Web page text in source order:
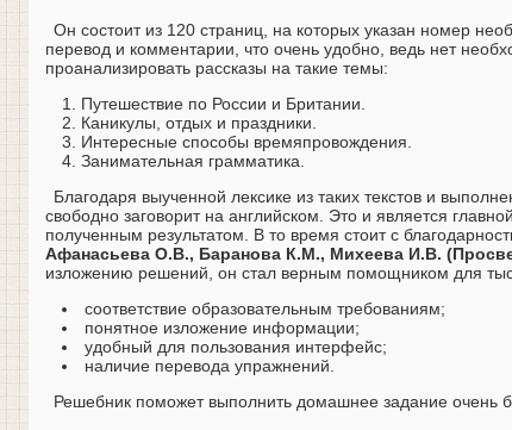
Он состоит из 120 страниц, на которых указан номер
перевод и комментарии, что очень удобно, ведь нет
проанализировать рассказы на такие темы:
Путешествие по России и Британии.
Каникулы, отдых и праздники.
Интересные способы времяпровождения.
Занимательная грамматика.
Благодаря выученной лексике из таких текстов и
свободно заговорит на английском. Это и является
полученным результатом. В то время стоит с
Афанасьева О.В., Баранова К.М., Михеева И.В.
изложению решений, он стал верным помощником для
соответствие образовательным требованиям;
понятное изложение информации;
удобный для пользования интерфейс;
наличие перевода упражнений.
Решебник поможет выполнить домашнее задание очень